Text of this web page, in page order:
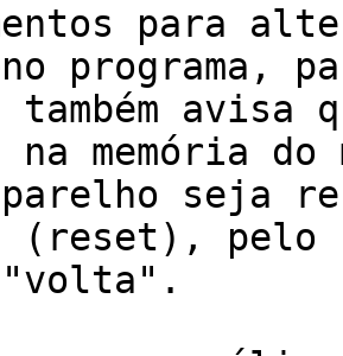
para
programa,
também avisa
na memória
seja
pelo
"volta".